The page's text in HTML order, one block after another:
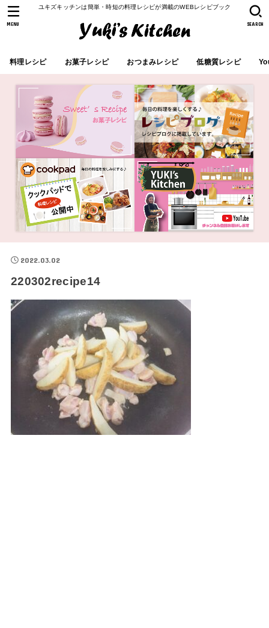
ユキズキッチンは簡単・時短の料理レシピが満載のWEBレシピブック
料理レシピ お菓子レシピ おつまみレシピ 低糖質レシピ
SEARCH
MENU
2022.03.02
220302recipe14